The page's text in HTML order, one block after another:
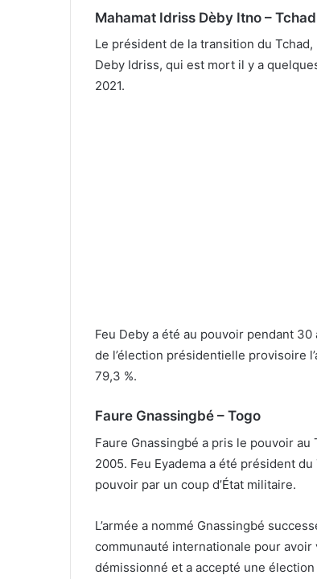
Mahamat Idriss Dèby Itno – Tchad
Le président de la transition du
Deby Idriss, qui est mort il y a
2021.
Feu Deby a été au pouvoir pendant
de l’élection présidentielle provisoire
79,3 %.
Faure Gnassingbé – Togo
Faure Gnassingbé a pris le pouvoir
2005. Feu Eyadema a été président
pouvoir par un coup d’État militaire.
L’armée a nommé Gnassingbé
communauté internationale pour
démissionné et a accepté une